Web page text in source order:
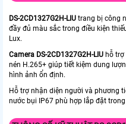
DS-2CD1327G2H-LIU trang bị công
đầy đủ màu sắc trong điều kiện
Lux.
Camera DS-2CD1327G2H-LIU hỗ trợ
nén H.265+ giúp tiết kiệm dung
hình ảnh ổn định.
Hỗ trợ nhận diện người và phương
nước bụi IP67 phù hợp lắp đặt